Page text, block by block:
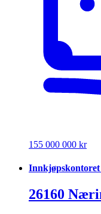
155 000 000 kr
Innkjøpskontoret
26160